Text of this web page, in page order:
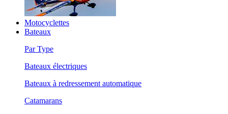
Motocyclettes
Bateaux
Par Type
Bateaux électriques
Bateaux à redressement automatique
Catamarans